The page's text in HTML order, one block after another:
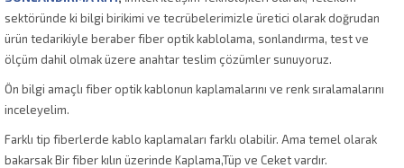
sektöründe ki bilgi birikimi ve tecrübelerimizle üretici olarak doğrudan
ürün tedarikiyle beraber fiber optik kablolama, sonlandırma, test ve
ölçüm dahil olmak üzere anahtar teslim çözümler sunuyoruz.
Ön bilgi amaçlı fiber optik kablonun kaplamalarını ve renk sıralamalarını
inceleyelim.
Farklı tip fiberlerde kablo kaplamaları farklı olabilir. Ama temel olarak
bakarsak Bir fiber kılın üzerinde Kaplama,Tüp ve Ceket vardır.